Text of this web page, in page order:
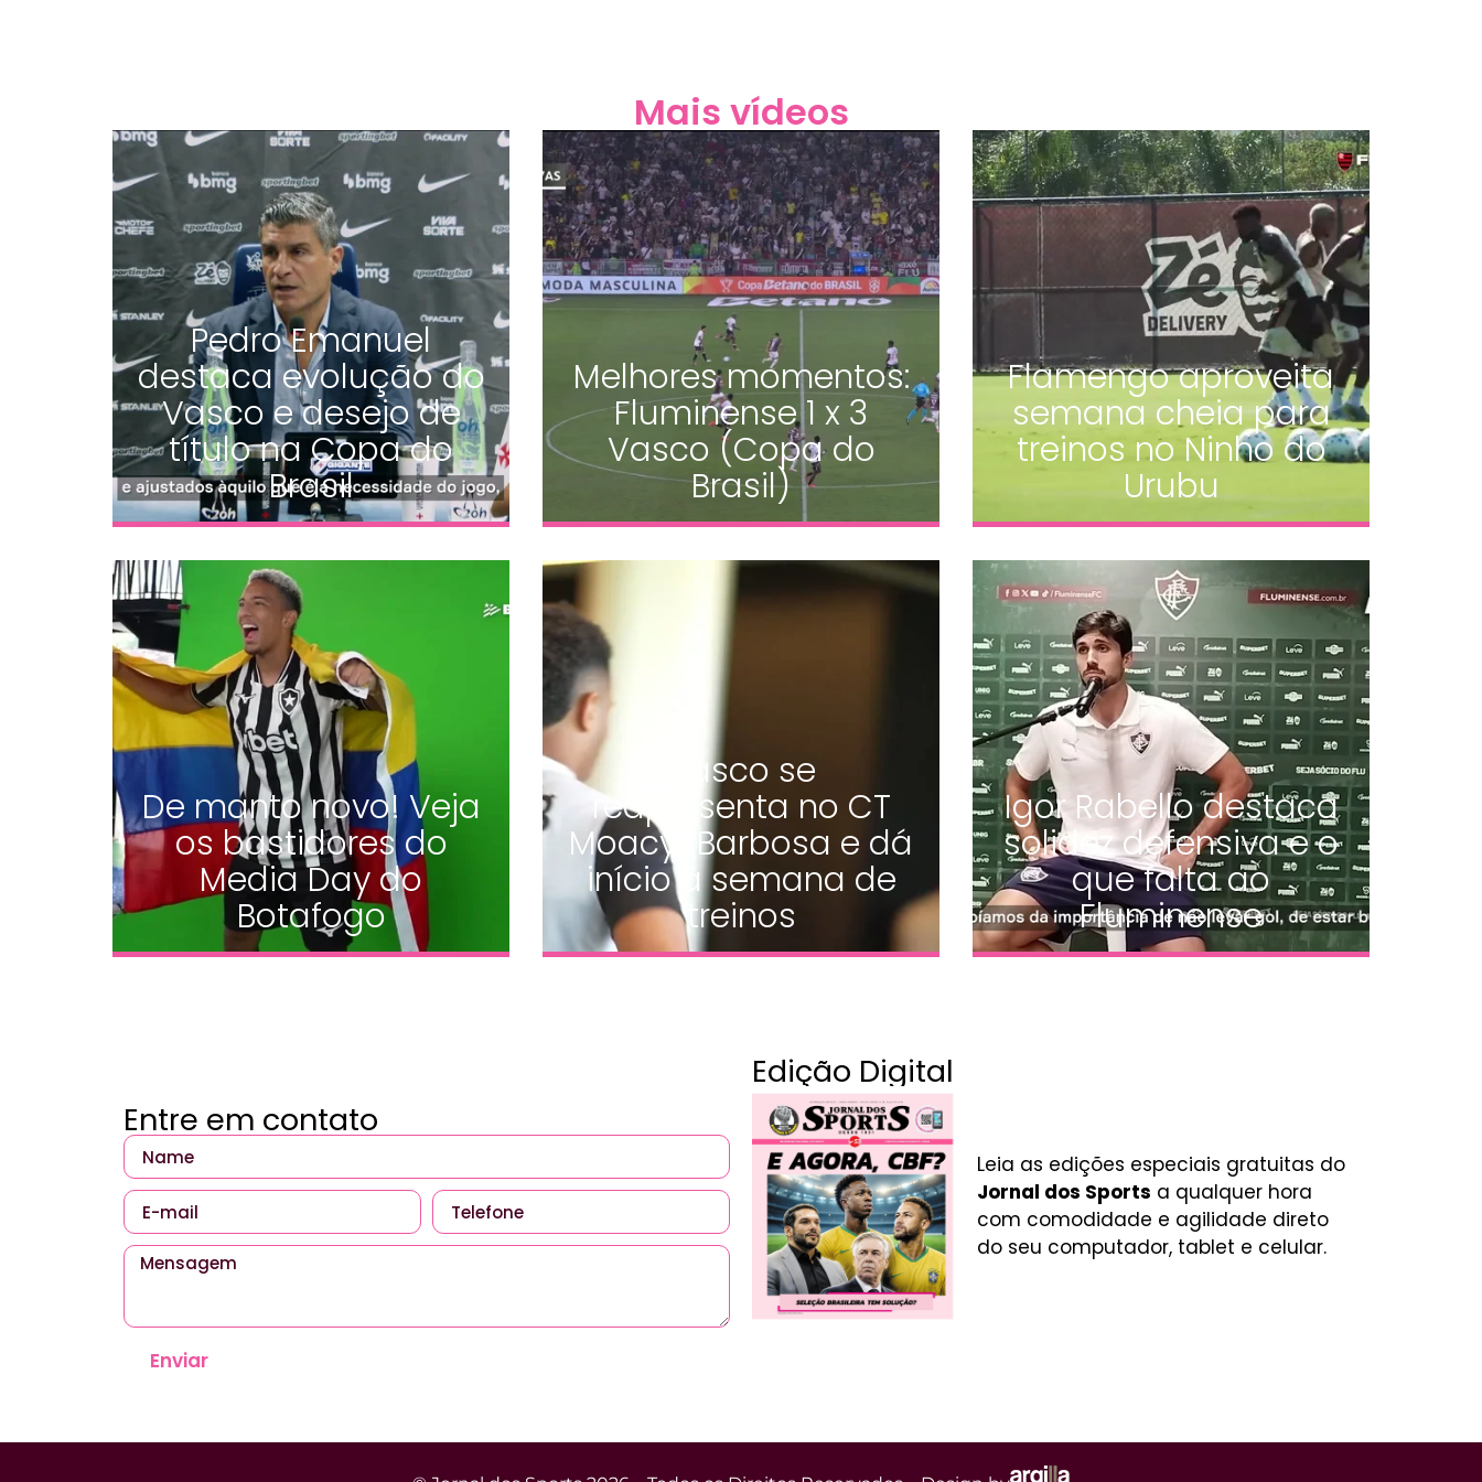
Mais vídeos
Pedro Emanuel
destaca evolução do
Vasco e desejo de
título na Copa do
Brasil
Melhores momentos:
Fluminense 1 x 3
Vasco (Copa do
Brasil)
Flamengo aproveita
semana cheia para
treinos no Ninho do
Urubu
De manto novo! Veja
os bastidores do
Media Day do
Botafogo
Vasco se
reapresenta no CT
Moacyr Barbosa e dá
início à semana de
treinos
Igor Rabello destaca
solidez defensiva e o
que falta ao
Fluminense
Entre em contato
Enviar
Edição Digital
Leia as edições especiais gratuitas do
Jornal dos Sports a qualquer hora
com comodidade e agilidade direto
do seu computador, tablet e celular.